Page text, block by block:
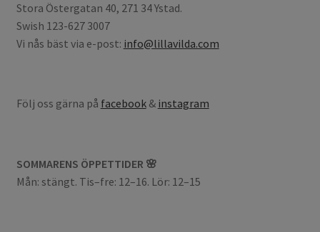
Stora Östergatan 40, 271 34 Ystad.
Swish 123-627 3007
Vi nås bäst via e-post: info@lillavilda.com
Följ oss gärna på facebook& instagram
SOMMARENS ÖPPETTIDER 🌸
Mån: stängt. Tis–fre: 12–16. Lör: 12–15